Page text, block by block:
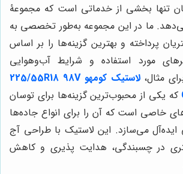
تنها بخشی از خدماتی است که مجموعۀ
ما در این مجموعه به‌طور تخصصی به
پرداخته و بهترین گزینه‌ها را بر اساس
مورد استفاده و شرایط آب‌وهوایی
مثال،
لاستیک کومهو 225/55R18 98V
که یکی از محبوب‌ترین گزینه‌ها برای توسان
خاصی است که آن را برای انواع جاده‌ها
می‌سازد. این لاستیک با طراحی آج
در چسبندگی، هدایت پذیری و کاهش